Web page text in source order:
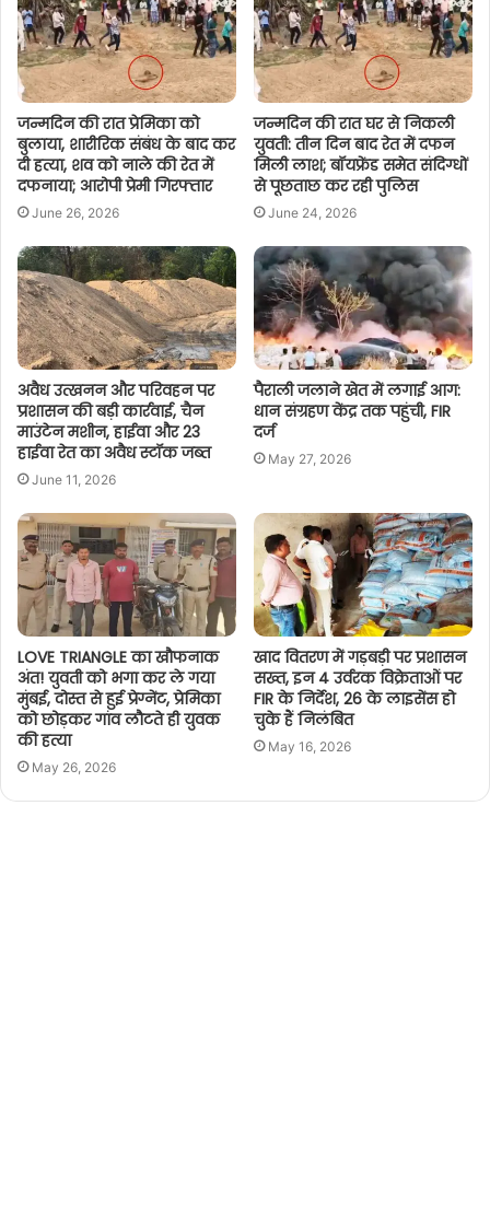
जन्मदिन की रात प्रेमिका को
बुलाया, शारीरिक संबंध के बाद कर
दी हत्या, शव को नाले की रेत में
दफनाया; आरोपी प्रेमी गिरफ्तार
June 26, 2026
जन्मदिन की रात घर से निकली
युवती: तीन दिन बाद रेत में दफन
मिली लाश; बॉयफ्रेंड समेत संदिग्धों
से पूछताछ कर रही पुलिस
June 24, 2026
अवैध उत्खनन और परिवहन पर
प्रशासन की बड़ी कार्रवाई, चैन
माउंटेन मशीन, हाईवा और 23
हाईवा रेत का अवैध स्टॉक जब्त
June 11, 2026
पैराली जलाने खेत में लगाई आग:
धान संग्रहण केंद्र तक पहुंची, FIR
दर्ज
May 27, 2026
LOVE TRIANGLE का खौफनाक
अंत! युवती को भगा कर ले गया
मुंबई, दोस्त से हुई प्रेग्नेंट, प्रेमिका
को छोड़कर गांव लौटते ही युवक
की हत्या
May 26, 2026
खाद वितरण में गड़बड़ी पर प्रशासन
सख्त, इन 4 उर्वरक विक्रेताओं पर
FIR के निर्देश, 26 के लाइसेंस हो
चुके हैं निलंबित
May 16, 2026